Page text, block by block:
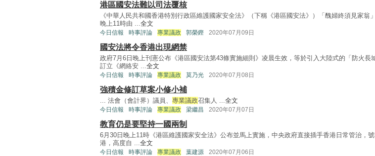
港區國安法難以司法覆核
《中華人民共和國香港特別行政區維護國家安全法》（下稱《港區國安法》）「醜婦終須見家翁
晚上11時由 ...全文
今日信報 時事評論 專業議政 郭榮鏗 2020年07月09日
國安法將令香港出現網禁
政府7月6日晚上刊憲公布《港區國安法第43條實施細則》凌晨生效，等於引入大陸式的「防火長
訂立《網絡安 ...全文
今日信報 時事評論 專業議政 莫乃光 2020年07月08日
強積金修訂草案小修小補
... 法會（會計界）議員、 專業議政召集人 ...全文
今日信報 時事評論 專業議政 梁繼昌 2020年07月07日
教育仍是要堅持一國兩制
6月30日晚上11時《港區維護國家安全法》公布並馬上實施，中央政府直接插手香港日常管治，
港，高度自 ...全文
今日信報 時事評論 專業議政 葉建源 2020年07月06日